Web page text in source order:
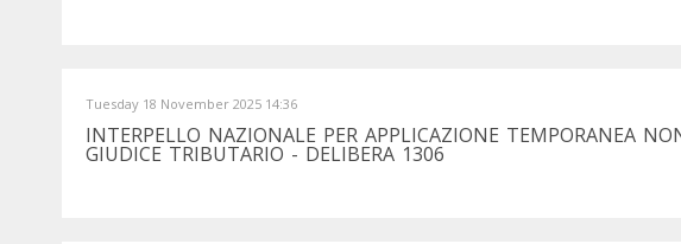
Tuesday 18 November 2025 14:36
INTERPELLO NAZIONALE PER APPLICAZIONE TEMPORANEA
GIUDICE TRIBUTARIO - DELIBERA 1306